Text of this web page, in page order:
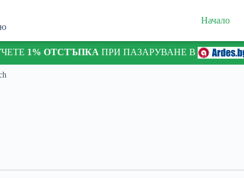
Начало
1% ОТСТЪПКА ПРИ ПАЗАРУВАНЕ В